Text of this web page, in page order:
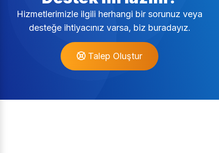
Hizmetlerimizle ilgili herhangi bir sorunuz veya
desteğe ihtiyacınız varsa, biz buradayız.
Talep Oluştur